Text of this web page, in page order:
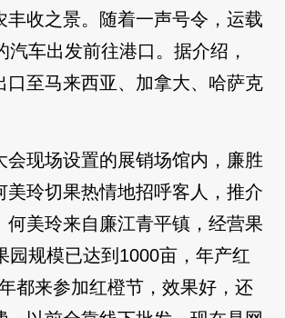
丰收之景。随着一声号令，运载
汽车出发前往港口。据介绍，
口至马来西亚、加拿大、哈萨克
会现场设置的展销场馆内，廉胜
美玲切果热情地招呼客人，推介
何美玲来自廉江青平镇，经营果
园规模已达到1000亩，年产红
都来参加红橙节，效果好，还